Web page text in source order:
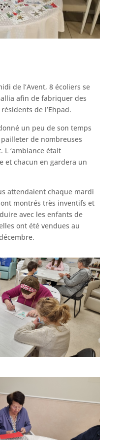
de l’Avent, 8 écoliers se
afin de fabriquer des
de l’Ehpad.
un peu de son temps
de nombreuses
L ‘ambiance était
et chacun en gardera un
attendaient chaque mardi
montrés très inventifs et
avec les enfants de
ont été vendues au